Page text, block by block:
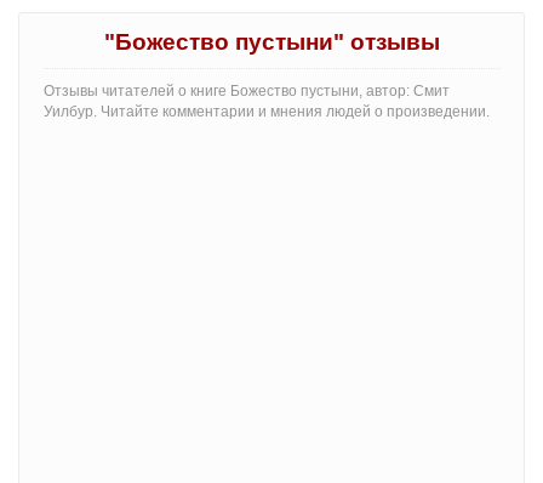
"Божество пустыни" отзывы
Отзывы читателей о книге Божество пустыни, автор: Смит
Уилбур. Читайте комментарии и мнения людей о произведении.